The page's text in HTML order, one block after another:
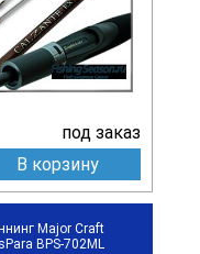
под заказ
В корзину
Major Craft
BPS-702ML